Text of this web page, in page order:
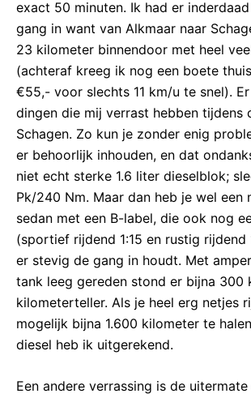
exact 50 minuten. Ik had er
gang in want van Alkmaar naar
23 kilometer binnendoor met heel
(achteraf kreeg ik nog een boete
€55,- voor slechts 11 km/u te snel).
dingen die mij verrast hebben tijdens
Schagen. Zo kun je zonder enig
er behoorlijk inhouden, en dat
niet echt sterke 1.6 liter dieselblok;
Pk/240 Nm. Maar dan heb je wel een
sedan met een B-label, die ook nog
(sportief rijdend 1:15 en rustig rijdend
er stevig de gang in houdt. Met
tank leeg gereden stond er bijna 300
kilometerteller. Als je heel erg netjes
mogelijk bijna 1.600 kilometer te
diesel heb ik uitgerekend.
Een andere verrassing is de